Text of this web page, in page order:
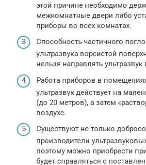
этой причине необходимо
межкомнатные двери либо
приборы во всех комнатах.
Способность частичного
ультразвука ворсистой
нельзя направлять
Работа приборов в
ультразвук действует на
(до 20 метров), а затем
воздухе.
Существуют не только
производители
поэтому можно приобрести
будет справляться с